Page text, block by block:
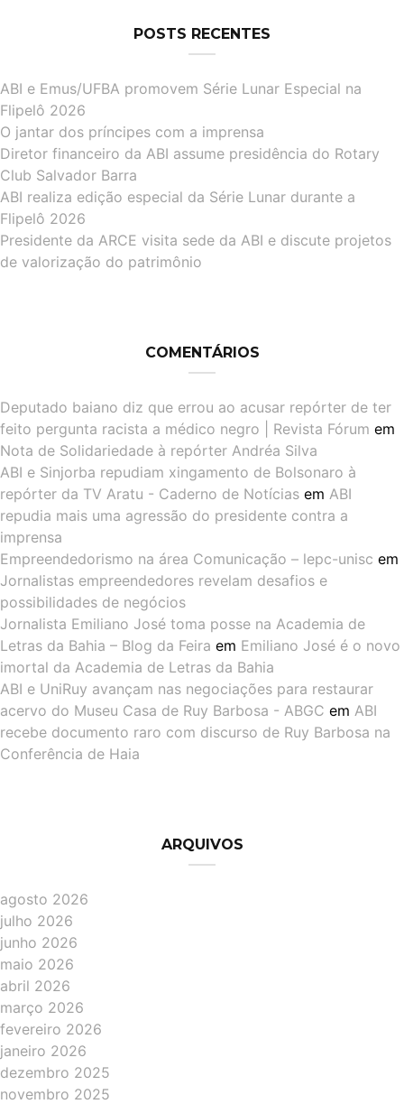
POSTS RECENTES
ABI e Emus/UFBA promovem Série Lunar Especial na
Flipelô 2026
O jantar dos príncipes com a imprensa
Diretor financeiro da ABI assume presidência do Rotary
Club Salvador Barra
ABI realiza edição especial da Série Lunar durante a
Flipelô 2026
Presidente da ARCE visita sede da ABI e discute projetos
de valorização do patrimônio
COMENTÁRIOS
Deputado baiano diz que errou ao acusar repórter de ter
feito pergunta racista a médico negro | Revista Fórum em
Nota de Solidariedade à repórter Andréa Silva
ABI e Sinjorba repudiam xingamento de Bolsonaro à
repórter da TV Aratu - Caderno de Notícias em ABI
repudia mais uma agressão do presidente contra a
imprensa
Empreendedorismo na área Comunicação – lepc-unisc em
Jornalistas empreendedores revelam desafios e
possibilidades de negócios
Jornalista Emiliano José toma posse na Academia de
Letras da Bahia – Blog da Feira em Emiliano José é o novo
imortal da Academia de Letras da Bahia
ABI e UniRuy avançam nas negociações para restaurar
acervo do Museu Casa de Ruy Barbosa - ABGC em ABI
recebe documento raro com discurso de Ruy Barbosa na
Conferência de Haia
ARQUIVOS
agosto 2026
julho 2026
junho 2026
maio 2026
abril 2026
março 2026
fevereiro 2026
janeiro 2026
dezembro 2025
novembro 2025